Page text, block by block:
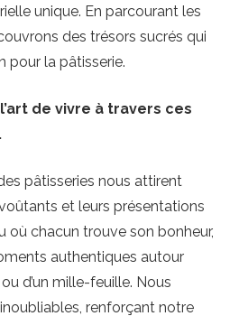
unique. En parcourant les
des trésors sucrés qui
pour la pâtisserie.
de vivre à travers ces
pâtisseries nous attirent
et leurs présentations
où chacun trouve son bonheur,
authentiques autour
d’un mille-feuille. Nous
renforçant notre